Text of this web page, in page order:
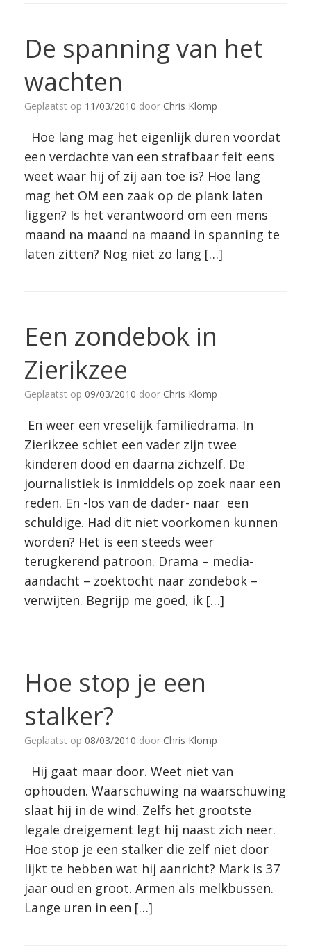
De spanning van het
wachten
Geplaatst op 11/03/2010 door Chris Klomp
Hoe lang mag het eigenlijk duren voordat
een verdachte van een strafbaar feit eens
weet waar hij of zij aan toe is? Hoe lang
mag het OM een zaak op de plank laten
liggen? Is het verantwoord om een mens
maand na maand na maand in spanning te
laten zitten? Nog niet zo lang […]
Een zondebok in
Zierikzee
Geplaatst op 09/03/2010 door Chris Klomp
En weer een vreselijk familiedrama. In
Zierikzee schiet een vader zijn twee
kinderen dood en daarna zichzelf. De
journalistiek is inmiddels op zoek naar een
reden. En -los van de dader- naar een
schuldige. Had dit niet voorkomen kunnen
worden? Het is een steeds weer
terugkerend patroon. Drama – media-
aandacht – zoektocht naar zondebok –
verwijten. Begrijp me goed, ik […]
Hoe stop je een
stalker?
Geplaatst op 08/03/2010 door Chris Klomp
Hij gaat maar door. Weet niet van
ophouden. Waarschuwing na waarschuwing
slaat hij in de wind. Zelfs het grootste
legale dreigement legt hij naast zich neer.
Hoe stop je een stalker die zelf niet door
lijkt te hebben wat hij aanricht? Mark is 37
jaar oud en groot. Armen als melkbussen.
Lange uren in een […]